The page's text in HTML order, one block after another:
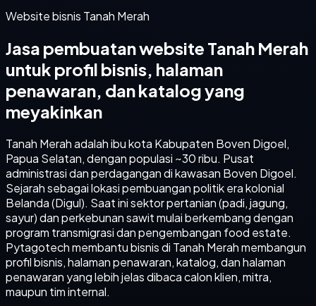
Website bisnis Tanah Merah
Jasa pembuatan website Tanah Merah
untuk profil bisnis, halaman
penawaran, dan katalog yang
meyakinkan
Tanah Merah adalah ibu kota Kabupaten Boven Digoel,
Papua Selatan, dengan populasi ~30 ribu. Pusat
administrasi dan perdagangan di kawasan Boven Digoel.
Sejarah sebagai lokasi pembuangan politik era kolonial
Belanda (Digul). Saat ini sektor pertanian (padi, jagung,
sayur) dan perkebunan sawit mulai berkembang dengan
program transmigrasi dan pengembangan food estate.
Pytagotech membantu bisnis di Tanah Merah membangun
profil bisnis, halaman penawaran, katalog, dan halaman
penawaran yang lebih jelas dibaca calon klien, mitra,
maupun tim internal.